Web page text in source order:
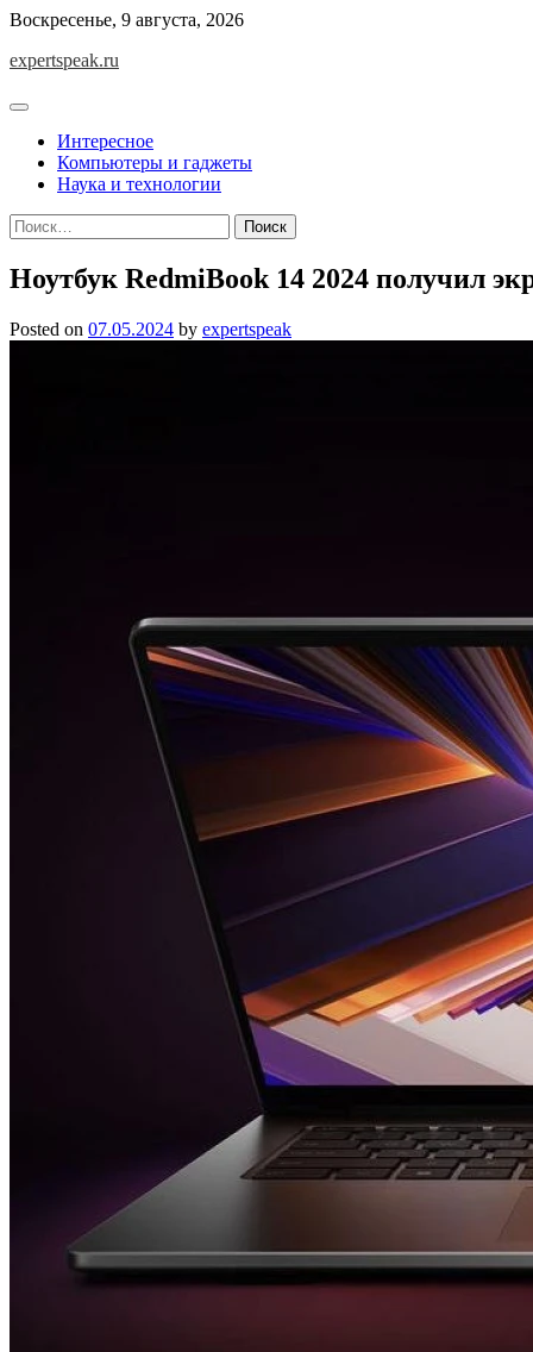
Skip
content
Воскресенье, 9 августа, 2026
expertspeak.ru
Интересное
Компьютеры и гаджеты
Наука и технологии
Найти:
Ноутбук RedmiBook 14 2024 получил
Posted on 07.05.2024 by expertspeak